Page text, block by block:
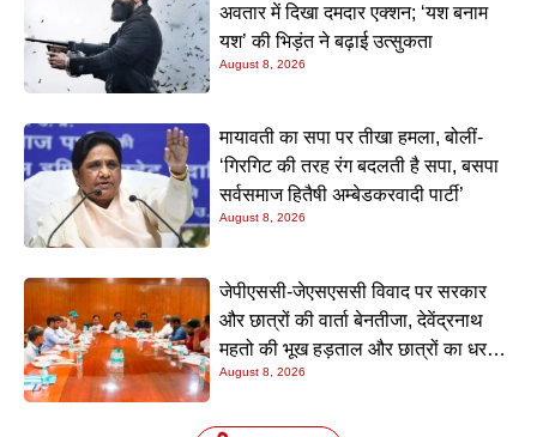
अवतार में दिखा दमदार एक्शन; ‘यश बनाम
यश’ की भिड़ंत ने बढ़ाई उत्सुकता
August 8, 2026
मायावती का सपा पर तीखा हमला, बोलीं-
‘गिरगिट की तरह रंग बदलती है सपा, बसपा
सर्वसमाज हितैषी अम्बेडकरवादी पार्टी’
August 8, 2026
जेपीएससी-जेएसएससी विवाद पर सरकार
और छात्रों की वार्ता बेनतीजा, देवेंद्रनाथ
महतो की भूख हड़ताल और छात्रों का धरना
जारी
August 8, 2026